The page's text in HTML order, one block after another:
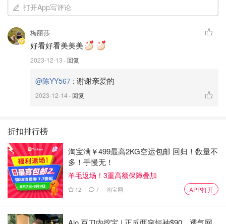
打开App写评论
梅丽莎
好看好看美美美
2023-12-13 · 回复
@陈YY567 : 谢谢亲爱的
2023-12-14 · 回复
折扣排行榜
淘宝满￥499最高2KG空运包邮 回归！数量不
多！手慢无！
羊毛返场！3重高额保障叠加
12 7 淘宝网 APP打开